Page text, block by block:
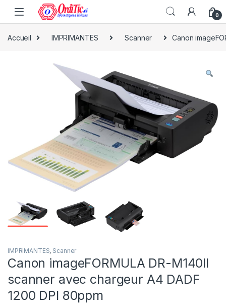
0
Accueil IMPRIMANTES Scanner Canon
IMPRIMANTES, Scanner
Canon imageFORMULA DR-M140II
scanner avec chargeur A4 DADF
1200 DPI 80ppm